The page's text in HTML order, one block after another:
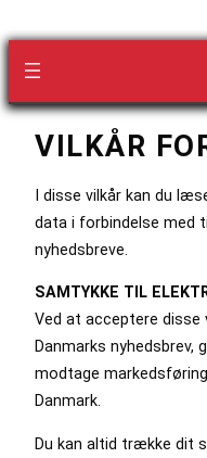
VILKÅR
I disse vilkår kan du
data i forbindelse med
nyhedsbreve.
SAMTYKKE TIL
Ved at acceptere disse
Danmarks nyhedsbrev,
modtage
Danmark.
Du kan altid trække dit